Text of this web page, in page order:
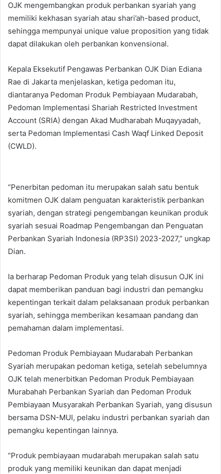
OJK mengembangkan produk perbankan syariah yang
memiliki kekhasan syariah atau shari’ah-based product,
sehingga mempunyai unique value proposition yang tidak
dapat dilakukan oleh perbankan konvensional.
Kepala Eksekutif Pengawas Perbankan OJK Dian Ediana
Rae di Jakarta menjelaskan, ketiga pedoman itu,
diantaranya Pedoman Produk Pembiayaan Mudarabah,
Pedoman Implementasi Shariah Restricted Investment
Account (SRIA) dengan Akad Mudharabah Muqayyadah,
serta Pedoman Implementasi Cash Waqf Linked Deposit
(CWLD).
“Penerbitan pedoman itu merupakan salah satu bentuk
komitmen OJK dalam penguatan karakteristik perbankan
syariah, dengan strategi pengembangan keunikan produk
syariah sesuai Roadmap Pengembangan dan Penguatan
Perbankan Syariah Indonesia (RP3SI) 2023-2027,” ungkap
Dian.
Ia berharap Pedoman Produk yang telah disusun OJK ini
dapat memberikan panduan bagi industri dan pemangku
kepentingan terkait dalam pelaksanaan produk perbankan
syariah, sehingga memberikan kesamaan pandang dan
pemahaman dalam implementasi.
Pedoman Produk Pembiayaan Mudarabah Perbankan
Syariah merupakan pedoman ketiga, setelah sebelumnya
OJK telah menerbitkan Pedoman Produk Pembiayaan
Murabahah Perbankan Syariah dan Pedoman Produk
Pembiayaan Musyarakah Perbankan Syariah, yang disusun
bersama DSN-MUI, pelaku industri perbankan syariah dan
pemangku kepentingan lainnya.
“Produk pembiayaan mudarabah merupakan salah satu
produk yang memiliki keunikan dan dapat menjadi